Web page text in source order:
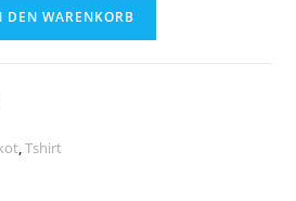
DEN WARENKORB
,Tshirt